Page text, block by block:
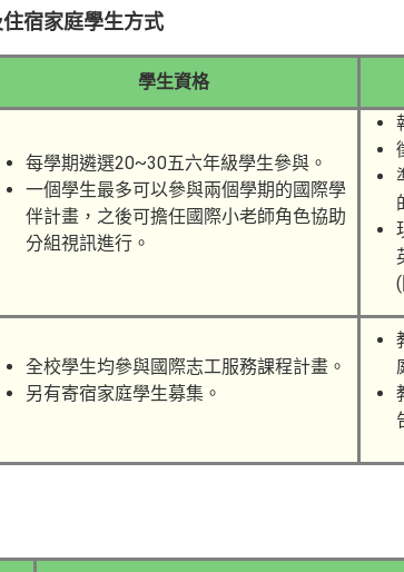
住宿家庭學生方式
學生資格
每學期遴選20~30五六年級學生參與。
一個學生最多可以參與兩個學期的國際學
伴計畫，之後可擔任國際小老師角色協助
分組視訊進行。
全校學生均參與國際志工服務課程計畫。
另有寄宿家庭學生募集。